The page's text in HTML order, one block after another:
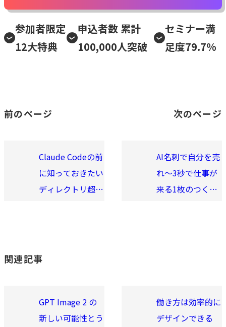
参加者限定
12大特典
申込者数 累計
100,000人突破
セミナー満
足度79.7%
前のページ
Claude Codeの前
に知っておきたい
ディレクトリ超入
次のページ
AI名刺で自分を売
れ〜3秒で仕事が
来る1枚のつくり
関連記事
GPT Image 2 の
新しい可能性とう
働き方は効率的に
デザインできる